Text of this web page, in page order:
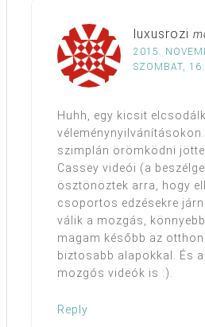
luxusrozi
2015.
SZOMBAT,
Huhh, egy kicsit
véleménynyilvánításokon.
szimplán örömködni
Cassey videói (a
ösztönöztek arra, hogy
csoportos edzésekre
válik a mozgás,
magam később az
biztosabb alapokkal. És
mozgós videók is :).
Reply